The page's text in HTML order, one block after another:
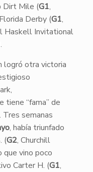
Dirt Mile (G1,
Derby (G1,
Haskell Invitational
logró otra victoria
tiene “fama” de
semanas
, había triunfado
(G2, Churchill
que vino poco
Carter H. (G1,